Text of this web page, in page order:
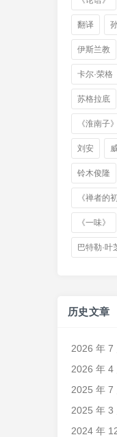
翻译
伊斯兰教
卡尔·荣格
苏格拉底
《淮南子》
刘安
铃木俊隆
《禅者的
《一味》
巴特勒·叶
历史文章
2026 年 7
2026 年 4
2025 年 7
2025 年 3
2024 年